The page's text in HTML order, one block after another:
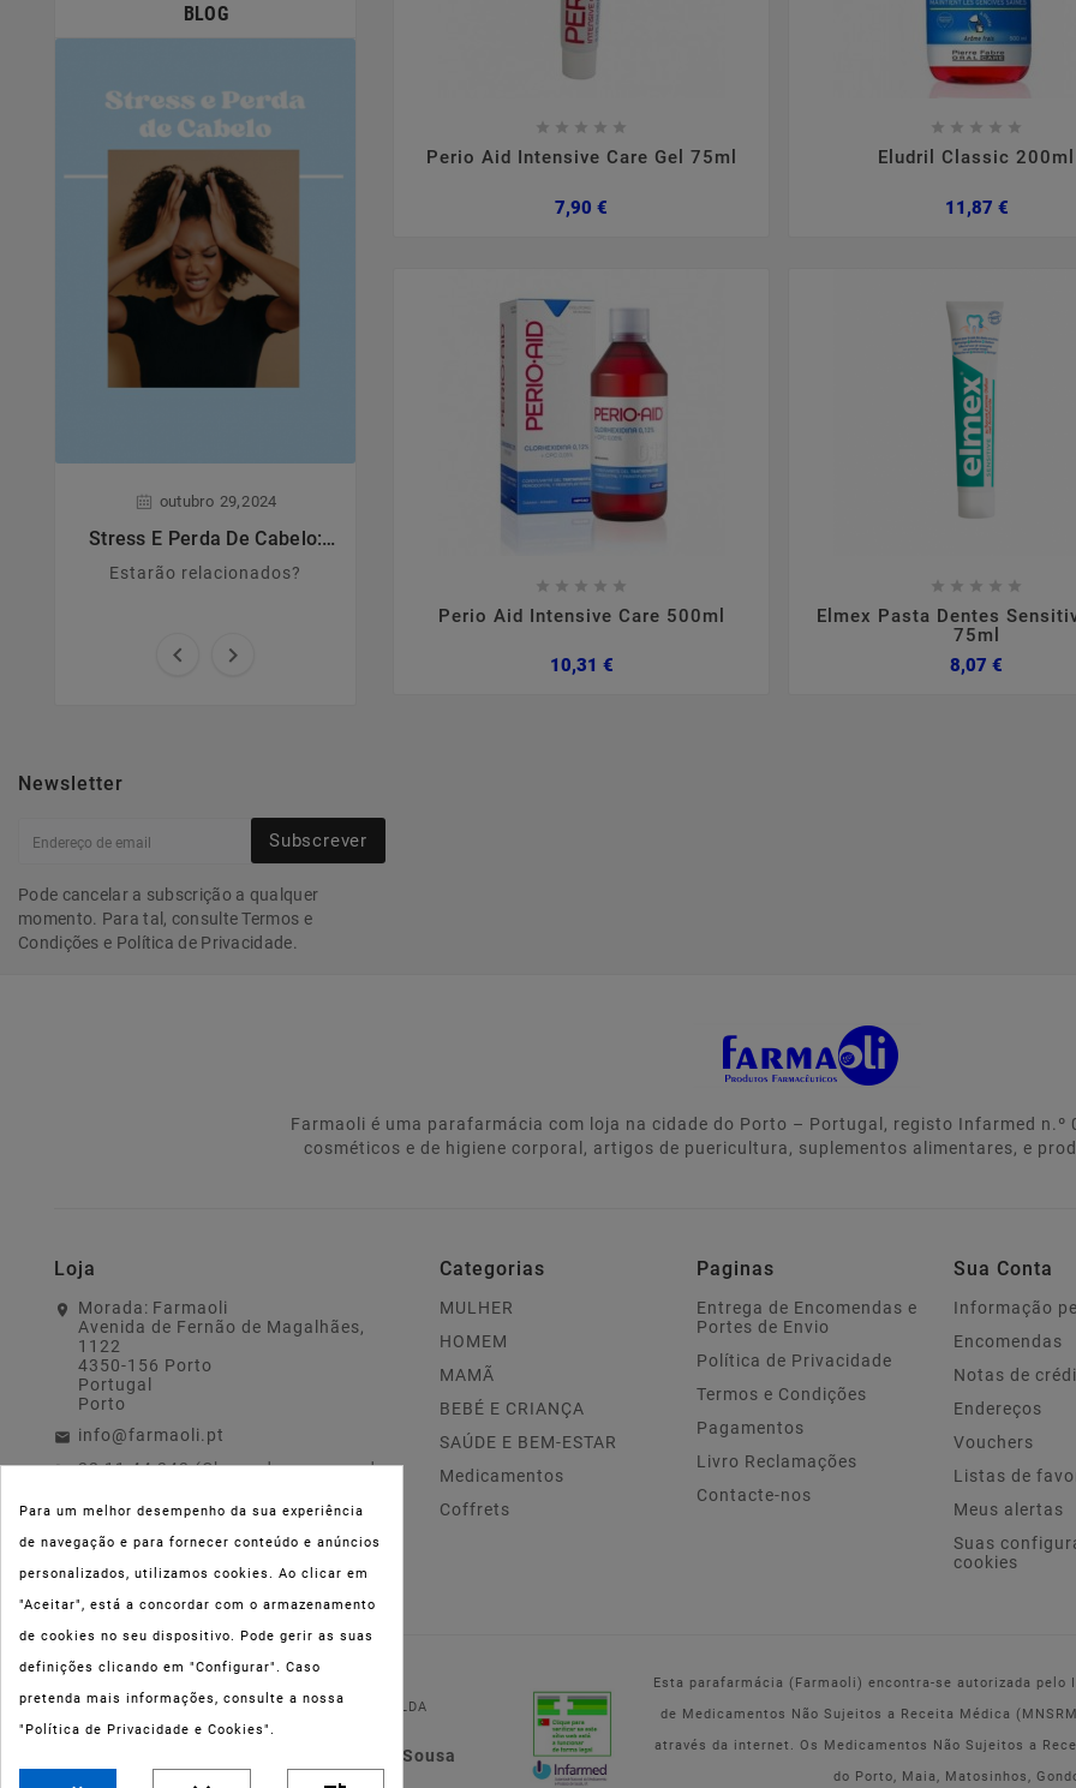
BLOG
outubro 29, 2024
Stress E Perda De Cabelo:
Estarão relacionados?
junho 28,2024
causas e sintomas.
cabelo
 
    
Perio Aid Intensive Care Gel 75ml
7,90 €
    
Eludril Classic 200ml
11,87 €Preço
    
Perio Aid Intensive Care 500ml
10,31 €Preço
    
Elmex Pasta Dentes
75ml
8,07 €
Newsletter
Subscrever
Pode cancelar a subscrição a qualquer
momento. Para tal, consulte Termos e
Condições e Política de Privacidade.
Farmaoli é uma parafarmácia com loja na cidade do Porto – Portugal, registo Infarmed n.º
cosméticos e de higiene corporal, artigos de puericultura, suplementos alimentares, e
Loja
Morada: Farmaoli
Avenida de Fernão de Magalhães,
1122
4350-156 Porto
Portugal
Porto
info@farmaoli.pt
22 11 44 343 (Chamada para a rede
Categorias
MULHER
HOMEM
MAMÃ
BEBÉ E CRIANÇA
SAÚDE E BEM-ESTAR
Medicamentos
Coffrets
Paginas
Entrega de Encomendas e
Portes de Envio
Política de Privacidade
Termos e Condições
Pagamentos
Livro Reclamações
Contacte-nos
Sua Conta
Informação
Encomendas
Notas de
Endereços
Vouchers
Listas de
Meus alertas
Suas
cookies
NIPC:515 801 216
FARMAOLI, Soc. Unip. LDA
Dir. Técnica: Lígia de Sousa
Esta parafarmácia (Farmaoli) encontra-se autorizada pelo
de Medicamentos Não Sujeitos a Receita Médica
através da internet. Os Medicamentos Não Sujeitos a
do Porto, Maia, Matosinhos,
Para um melhor desempenho da sua experiência
de navegação e para fornecer conteúdo e anúncios
personalizados, utilizamos cookies. Ao clicar em
"Aceitar", está a concordar com o armazenamento
de cookies no seu dispositivo. Pode gerir as suas
definições clicando em "Configurar". Caso
pretenda mais informações, consulte a nossa
"Política de Privacidade e Cookies".